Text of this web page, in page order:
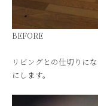
BEFORE
リビングとの仕切りに
にします。